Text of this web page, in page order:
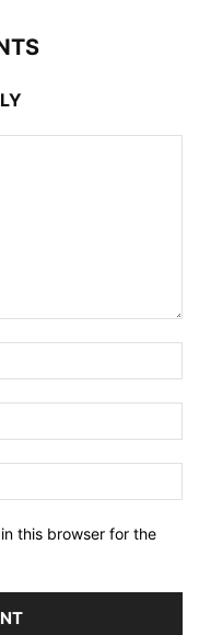
this browser for the